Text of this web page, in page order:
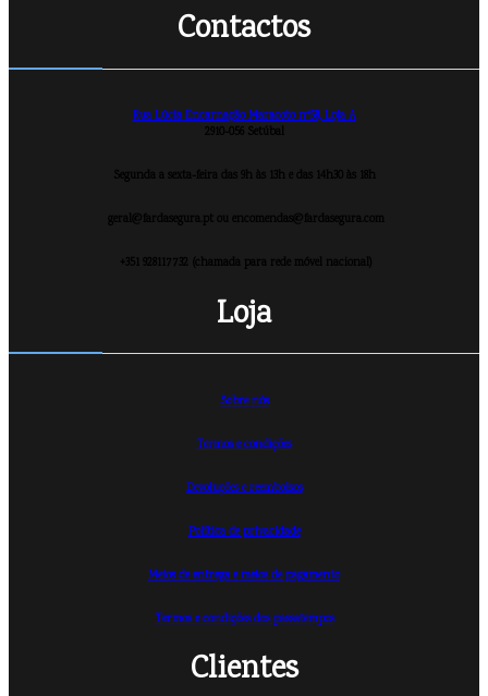
Contactos
Rua Lúcia Encarnação Maracoto nº58, Loja A
2910-056 Setúbal
Segunda a sexta-feira das 9h às 13h e das 14h30 às 18h
geral@fardasegura.pt ou encomendas@fardasegura.com
+351 928117732 (chamada para rede móvel nacional)
Loja
Sobre nós
Termos e condições
Devoluções e reembolsos
Política de privacidade
Meios de entrega e meios de pagamento
Termos e condições dos passatempos
Clientes